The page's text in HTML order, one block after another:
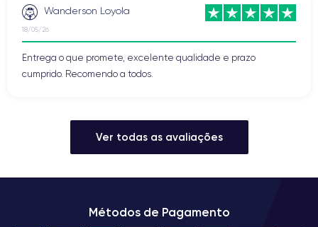
Wanderson Loyola
18/05/26
Entrega o que promete, excelente qualidade e prazo
cumprido. Recomendo a todos.
Ver todas as avaliações
Métodos de Pagamento